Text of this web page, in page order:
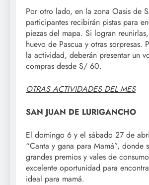
Por otro lado, en la zona Oasis de
participantes recibirán pistas para
piezas del mapa. Si logran
huevo de Pascua y otras sorpresas.
la actividad, deberán presentar un
compras desde S/ 60.
OTRAS ACTIVIDADES DEL MES
SAN JUAN DE LURIGANCHO
El domingo 6 y el sábado 27 de
“Canta y gana para Mamá”, donde
grandes premios y vales de
excelente oportunidad para
ideal para mamá.